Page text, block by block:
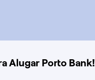
Alugar Porto Bank!